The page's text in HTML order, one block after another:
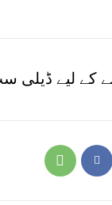
کے لیے ڈیلی